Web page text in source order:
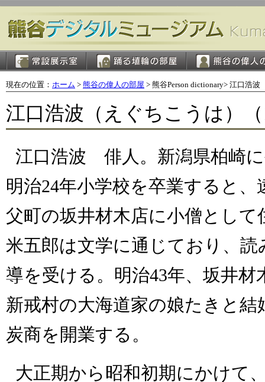
現在の位置： ホーム > 熊谷の偉人の部屋 > 熊谷Person dictionary> 江口浩波
江口浩波（えぐちこうは）（
江口浩波 俳人。新潟県柏崎
明治24年小学校を卒業すると、
父町の坂井材木店に小僧として
米五郎は文学に通じており、
導を受ける。明治43年、坂井材
新戒村の大海道家の娘たきと結
炭商を開業する。
大正期から昭和初期にかけて